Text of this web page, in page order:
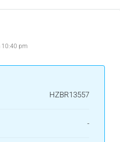
10:40 pm
HZBR13557
-